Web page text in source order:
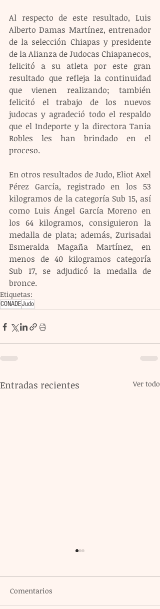
Al respecto de este resultado, Luis
Alberto Damas Martínez, entrenador
de la selección Chiapas y presidente
de la Alianza de Judocas Chiapanecos,
felicitó a su atleta por este gran
resultado que refleja la continuidad
que vienen realizando; también
felicitó el trabajo de los nuevos
judocas y agradeció todo el respaldo
que el Indeporte y la directora Tania
Robles les han brindado en el
proceso.
En otros resultados de Judo, Eliot Axel
Pérez García, registrado en los 53
kilogramos de la categoría Sub 15, así
como Luis Ángel García Moreno en
los 64 kilogramos, consiguieron la
medalla de plata; además, Zurisadai
Esmeralda Magaña Martínez, en
menos de 40 kilogramos categoría
Sub 17, se adjudicó la medalla de
bronce.
Etiquetas:
CONADEJudo
Entradas recientes Ver todo
Comentarios